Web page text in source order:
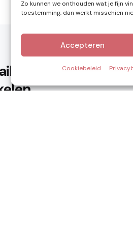
Zo kunnen we onthouden wat je fijn
toestemming, dan werkt misschien
Accepteren
Cookiebeleid